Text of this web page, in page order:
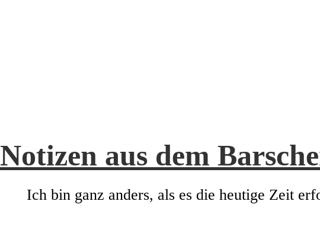
Notizen aus dem
Ich bin ganz anders, als es die heutige Zeit